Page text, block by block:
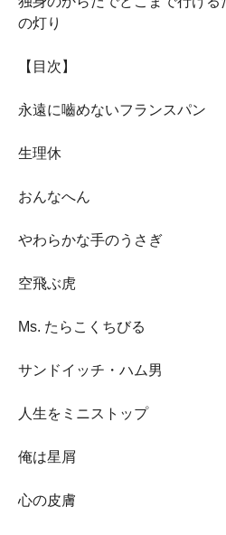
の灯り
【目次】
永遠に嚙めないフランスパン
生理休
おんなへん
やわらかな手のうさぎ
空飛ぶ虎
Ms. たらこくちびる
サンドイッチ・ハム男
人生をミニストップ
俺は星屑
心の皮膚